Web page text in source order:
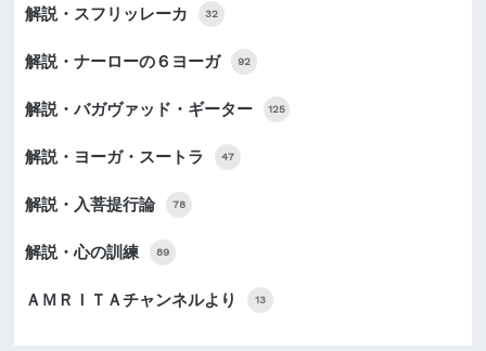
解説・スフリッレーカ 32
解説・ナーローの６ヨーガ 92
解説・バガヴァッド・ギーター 125
解説・ヨーガ・スートラ 47
解説・入菩提行論 78
解説・心の訓練 89
ＡＭＲＩＴＡチャンネルより 13